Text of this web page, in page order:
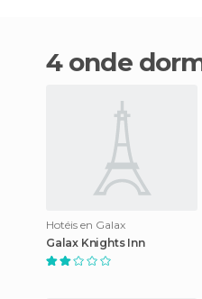
4 onde
Hotéis en Galax
Galax Knights Inn